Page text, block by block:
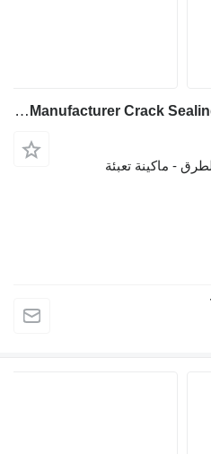
TICAB Manufacturer Crack Sealing Machine 120 L, BPM-120
- ماكينة تعبئة